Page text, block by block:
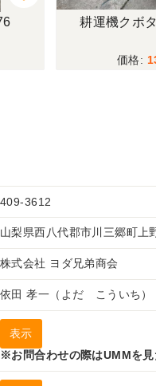
耕運機クボ
409-3612
山梨県西八代郡市川三郷町上
株式会社 ヨダ兄弟商会
依田 孝一（よだ こういち）
表示
※お問合わせの際はUMMを見